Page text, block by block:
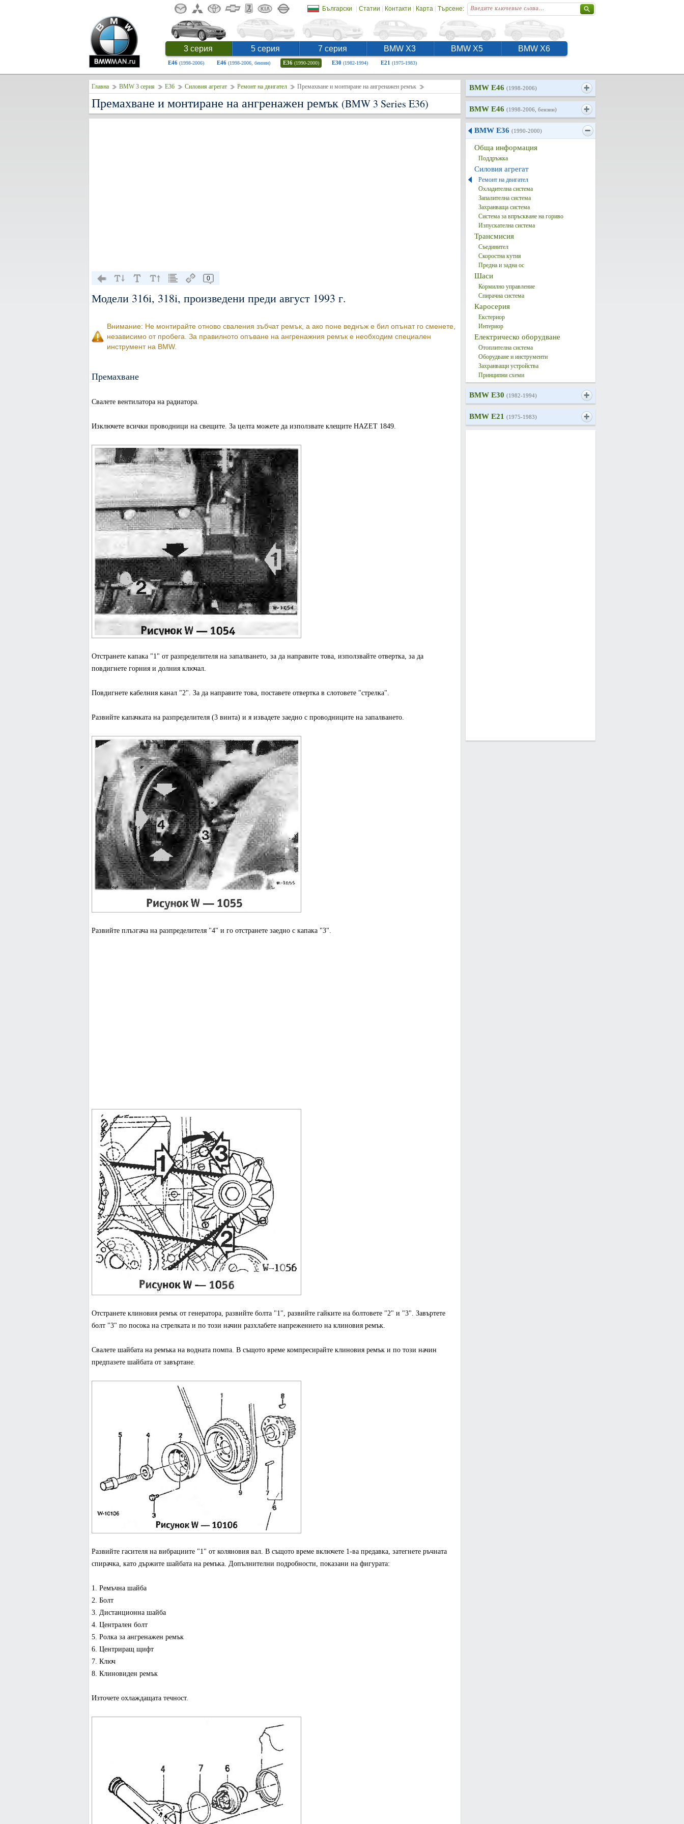
Български | Статии | Контакти | Карта| Търсене:
3 серия 5 серия 7 серия BMW X3 BMW X5 BMW X6
E46 (1998-2006) E46 (1998-2006, бензин) E36 (1990-2000) E30 (1982-1994) E21 (1975-1983)
Главна BMW 3 серия E36 Силовия агрегат Ремонт на двигател Премахване и монтиране на ангренажен ремък
Премахване и монтиране на ангренажен ремък (BMW 3 Series E36)
0
Модели 316i, 318i, произведени преди август 1993 г.
Внимание: Не монтирайте отново сваления зъбчат ремък, а ако поне веднъж е бил опънат го сменете,
независимо от пробега. За правилното опъване на ангренажния ремък е необходим специален
инструмент на BMW.
Премахване
Свалете вентилатора на радиатора.
Изключете всички проводници на свещите. За целта можете да използвате клещите HAZET 1849.
Отстранете капака "1" от разпределителя на запалването, за да направите това, използвайте отвертка, за да
повдигнете горния и долния ключал.
Повдигнете кабелния канал "2". За да направите това, поставете отвертка в слотовете "стрелка".
Развийте капачката на разпределителя (3 винта) и я извадете заедно с проводниците на запалването.
Развийте плъзгача на разпределителя "4" и го отстранете заедно с капака "3".
Отстранете клиновия ремък от генератора, развийте болта "1", развийте гайките на болтовете "2" и "3". Завъртете
болт "3" по посока на стрелката и по този начин разхлабете напрежението на клиновия ремък.
Свалете шайбата на ремъка на водната помпа. В същото време компресирайте клиновия ремък и по този начин
предпазете шайбата от завъртане.
Развийте гасителя на вибрациите "1" от коляновия вал. В същото време включете 1-ва предавка, затегнете ръчната
спирачка, като държите шайбата на ремъка. Допълнителни подробности, показани на фигурата:
1. Ремъчна шайба
2. Болт
3. Дистанционна шайба
4. Централен болт
5. Ролка за ангренажен ремък
6. Центриращ щифт
7. Ключ
8. Клиновиден ремък
Източете охлаждащата течност.
BMW E46 (1998-2006)
BMW E46 (1998-2006, бензин)
BMW E36 (1990-2000)
Обща информация
Поддръжка
Силовия агрегат
Ремонт на двигател
Охладителна система
Запалителна система
Захранваща система
Система за впръскване на гориво
Изпускателна система
Трансмисия
Съединител
Скоростна кутия
Предна и задна ос
Шаси
Кормилно управление
Спирачна система
Каросерия
Екстериор
Интериор
Електрическо оборудване
Отоплителна система
Оборудване и инструменти
Захранващи устройства
Принципни схеми
BMW E30 (1982-1994)
BMW E21 (1975-1983)